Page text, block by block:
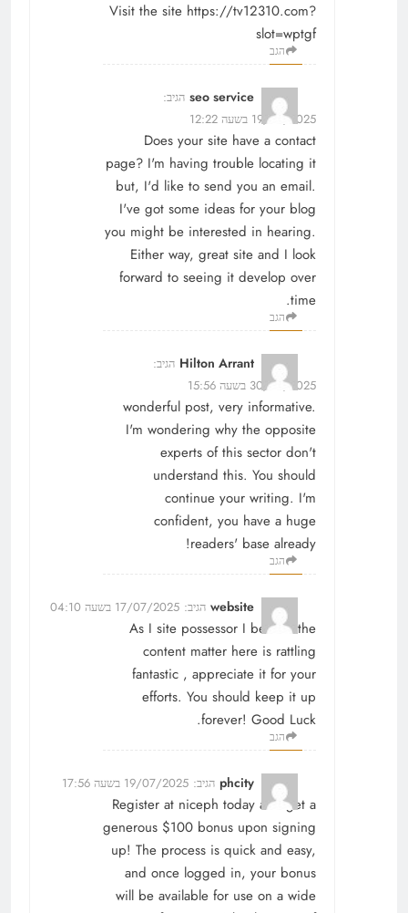
Visit the site https://tv12310.com?
slot=wptgf
הגב
seo service הגיב:
19/06/2025 בשעה 12:22
Does your site have a contact
page? I'm having trouble locating it
but, I'd like to send you an email.
I've got some ideas for your blog
you might be interested in hearing.
Either way, great site and I look
forward to seeing it develop over
time.
הגב
Hilton Arrant הגיב:
30/06/2025 בשעה 15:56
wonderful post, very informative.
I'm wondering why the opposite
experts of this sector don't
understand this. You should
continue your writing. I'm
confident, you have a huge
readers' base already!
הגב
website הגיב: 17/07/2025 בשעה 04:10
As I site possessor I believe the
content matter here is rattling
fantastic , appreciate it for your
efforts. You should keep it up
forever! Good Luck.
הגב
phcity הגיב: 19/07/2025 בשעה 17:56
Register at niceph today and get a
generous $100 bonus upon signing
up! The process is quick and easy,
and once logged in, your bonus
will be available for use on a wide